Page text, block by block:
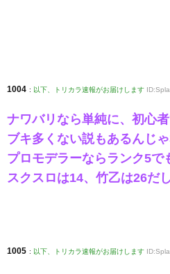
1004 : 以下、トリカラ速報がお届けします
ナワバリなら単純に、初心
ブキ多くない説もあるんじ
プロモデラーならランク5で
スクスロは14、竹乙は26だ
1005 : 以下、トリカラ速報がお届けします